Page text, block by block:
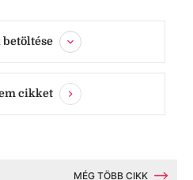
betöltése
cikket
MÉG TÖBB CIKK